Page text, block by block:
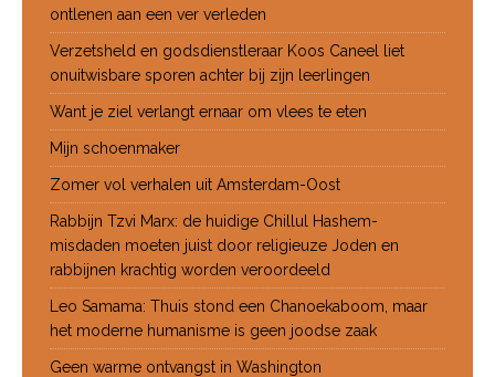
ontlenen aan een ver verleden
Verzetsheld en godsdienstleraar Koos Caneel liet
onuitwisbare sporen achter bij zijn leerlingen
Want je ziel verlangt ernaar om vlees te eten
Mijn schoenmaker
Zomer vol verhalen uit Amsterdam-Oost
Rabbijn Tzvi Marx: de huidige Chillul Hashem-
misdaden moeten juist door religieuze Joden en
rabbijnen krachtig worden veroordeeld
Leo Samama: Thuis stond een Chanoekaboom, maar
het moderne humanisme is geen joodse zaak
Geen warme ontvangst in Washington